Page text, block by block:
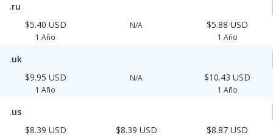
.ru
$5.40 USD
1 Año
N/A $5.88 USD
1 Año
.uk
$9.95 USD
1 Año
N/A $10.43 USD
1 Año
.us
$8.39 USD
$8.39 USD $8.87 USD